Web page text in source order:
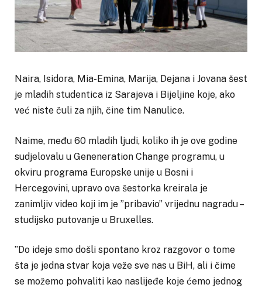
Naira, Isidora, Mia-Emina, Marija, Dejana i Jovana šest
je mladih studentica iz Sarajeva i Bijeljine koje, ako
već niste čuli za njih, čine tim Nanulice.
Naime, među 60 mladih ljudi, koliko ih je ove godine
sudjelovalu u Geneneration Change programu, u
okviru programa Europske unije u Bosni i
Hercegovini, upravo ova šestorka kreirala je
zanimljiv video koji im je ”pribavio” vrijednu nagradu –
studijsko putovanje u Bruxelles.
”Do ideje smo došli spontano kroz razgovor o tome
šta je jedna stvar koja veže sve nas u BiH, ali i čime
se možemo pohvaliti kao naslijeđe koje ćemo jednog